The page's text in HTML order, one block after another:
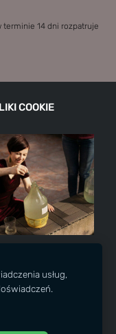
terminie 14 dni rozpatruje
COOKIE
eterycznych i
usług,